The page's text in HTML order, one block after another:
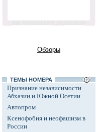
Обзоры
ТЕМЫ НОМЕРА
Признание независимости
Абхазии и Южной Осетии
Автопром
Ксенофобия и неофашизм в
России